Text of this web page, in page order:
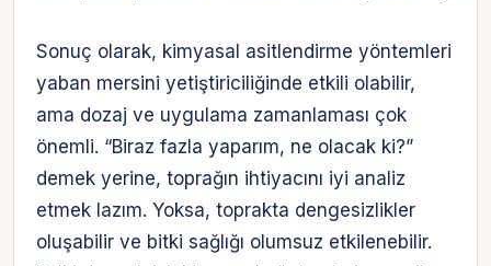
Sonuç olarak, kimyasal asitlendirme yöntemleri
yaban mersini yetiştiriciliğinde etkili olabilir,
ama dozaj ve uygulama zamanlaması çok
önemli. “Biraz fazla yaparım, ne olacak ki?”
demek yerine, toprağın ihtiyacını iyi analiz
etmek lazım. Yoksa, toprakta dengesizlikler
oluşabilir ve bitki sağlığı olumsuz etkilenebilir.